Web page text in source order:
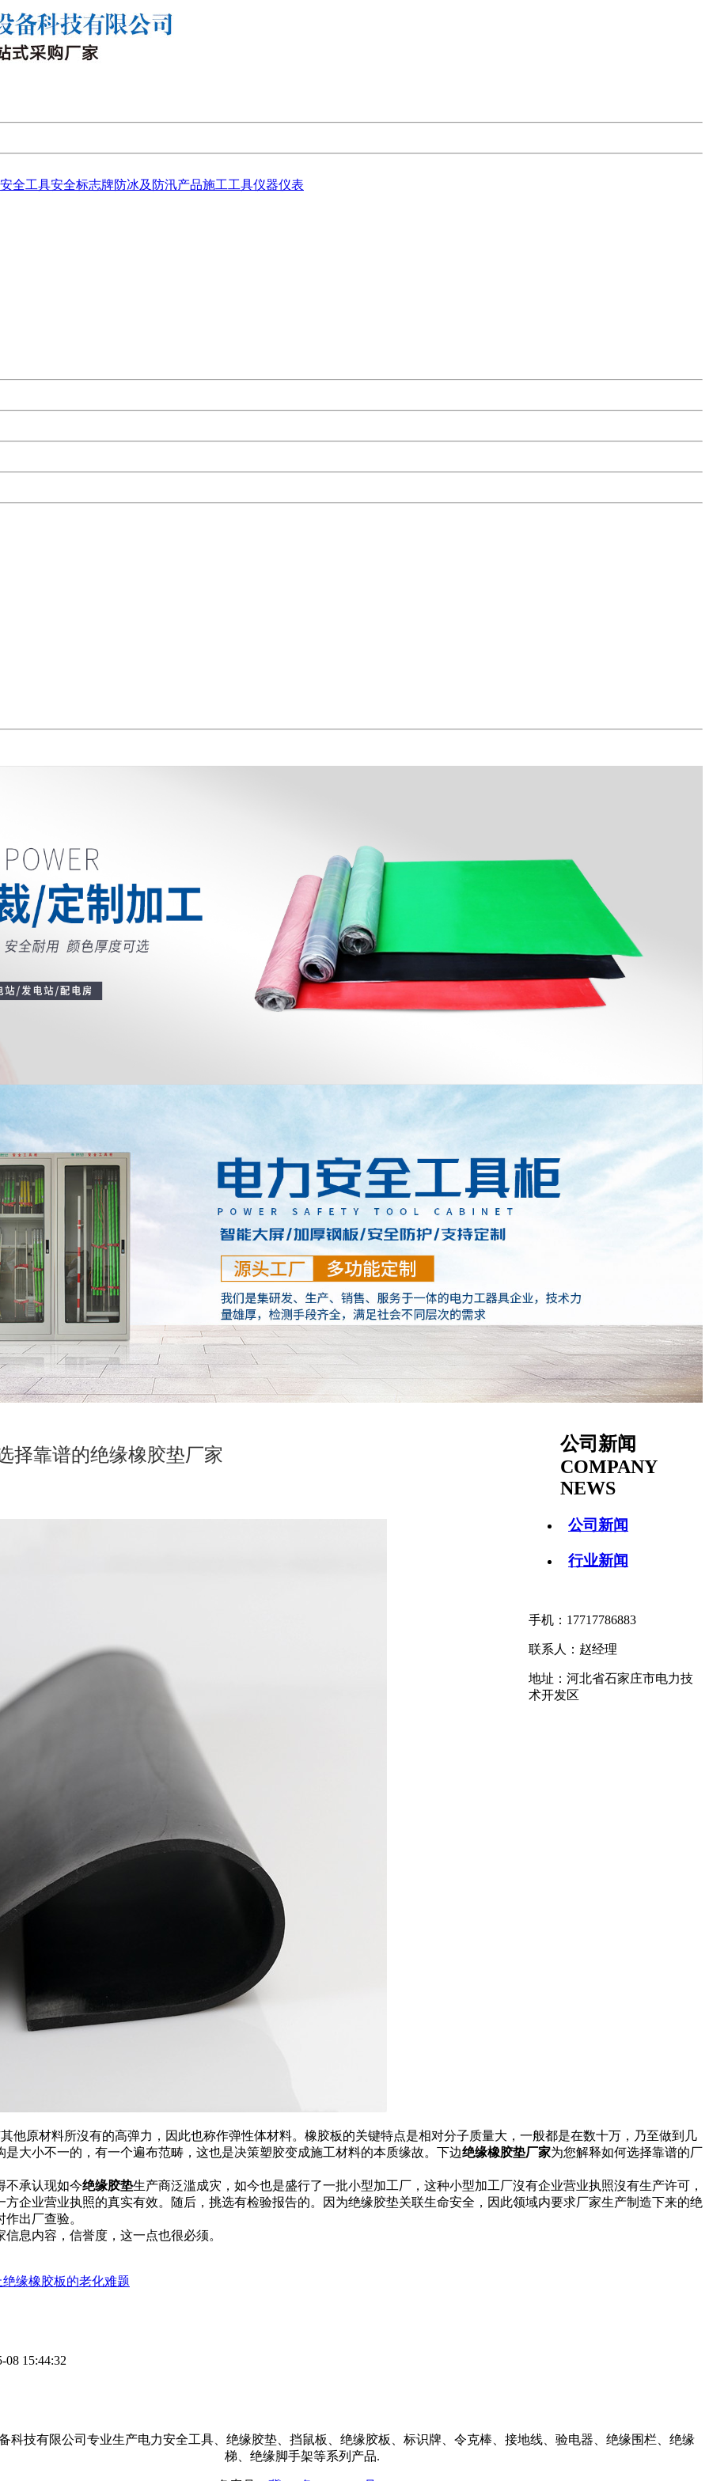
全工具安全标志牌防冰及防汛产品施工工具仪器仪表
公司新闻
COMPANY
NEWS
公司新闻
行业新闻
手机：17717786883
联系人：赵经理
地址：河北省石家庄市电力技
术开发区
择靠谱的绝缘橡胶垫厂家
他原材料所沒有的高弹力，因此也称作弹性体材料。橡胶板的关键特点是相对分子质量大，一般都是在数十万，乃至做到几
大小不一的，有一个遍布范畴，这也是决策塑胶变成施工材料的本质缘故。下边绝缘橡胶垫厂家为您解释如何选择靠谱的厂
不承认现如今绝缘胶垫生产商泛滥成灾，如今也是盛行了一批小型加工厂，这种小型加工厂沒有企业营业执照沒有生产许可，
企业营业执照的真实有效。随后，挑选有检验报告的。因为绝缘胶垫关联生命安全，因此领域内要求厂家生产制造下来的绝
出厂查验。
息内容，信誉度，这一点也很必须。
缘橡胶板的老化难题
08 15:44:32
科技有限公司专业生产电力安全工具、绝缘胶垫、挡鼠板、绝缘胶板、标识牌、令克棒、接地线、验电器、绝缘围栏、绝缘
梯、绝缘脚手架等系列产品.